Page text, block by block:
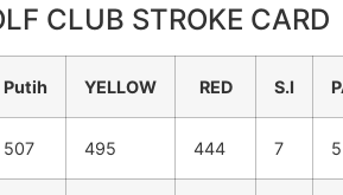
CLUB STROKE CARD
Putih YELLOW RED S.I
507 495 444 7 5